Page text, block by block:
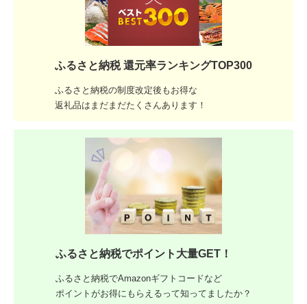
ふるさと納税 還元率ランキングTOP300
ふるさと納税の制度改定後もお得な
返礼品はまだまだたくさんあります！
ふるさと納税でポイント大量GET！
ふるさと納税でAmazonギフトコードなど
ポイントがお得にもらえるって知ってましたか？